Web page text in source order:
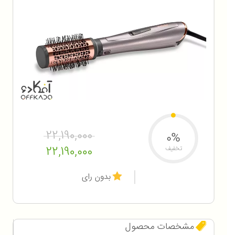
22,190,000
22,190,000
0%
تخفیف
بدون رای
مشخصات محصول